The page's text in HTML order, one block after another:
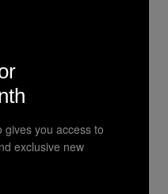
Reveals
and Confirms
gives you access to
exclusive new